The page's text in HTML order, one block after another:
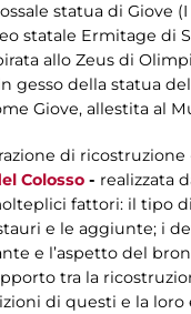
statua di Giove (I
statale Ermitage di
allo Zeus di
gesso della statua
Giove, allestita al
di ricostruzione
Colosso - realizzata
fattori: il tipo
e le aggiunte; i
e l’aspetto del
tra la
di questi e la loro